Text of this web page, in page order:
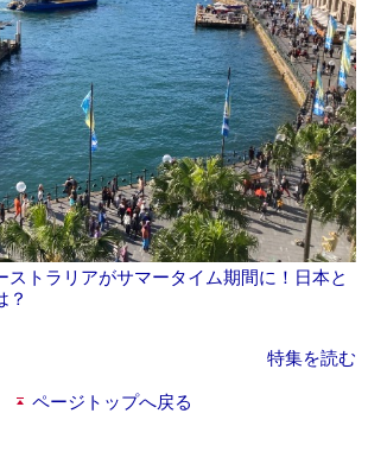
ストラリアがサマータイム期間に！日本と
？
特集を読む
ページトップへ戻る